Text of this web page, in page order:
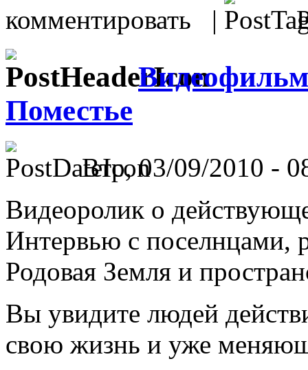
комментировать |
Поместье
Втр, 03/09/2010 -
Видеоролик о
Интервью с поселнцами,
Родовая Земля и
Вы увидите людей
свою жизнь и уже